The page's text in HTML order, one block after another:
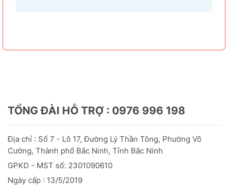
TỔNG ĐÀI HỖ TRỢ : 0976 996 198
Địa chỉ : Số 7 - Lô 17, Đường Lý Thần Tông, Phường Võ
Cường, Thành phố Bắc Ninh, Tỉnh Bắc Ninh
GPKD - MST số: 2301090610
Ngày cấp : 13/5/2019